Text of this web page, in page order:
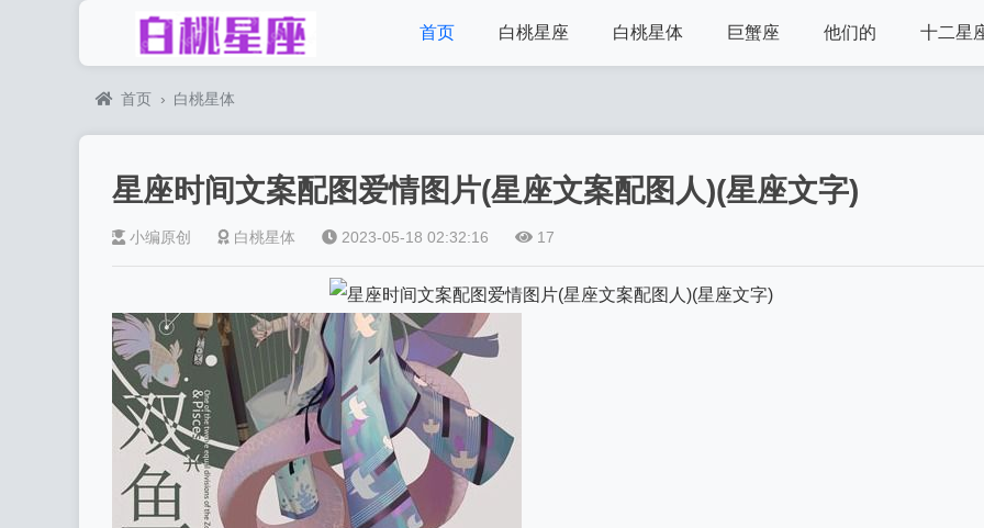
首页 白桃星座 白桃星体 巨蟹座 他们的 十二星
首页 › 白桃星体
星座时间文案配图爱情图片(星座文案配图人)(星座文字)
小编原创 白桃星体 2023-05-18 02:32:16 17